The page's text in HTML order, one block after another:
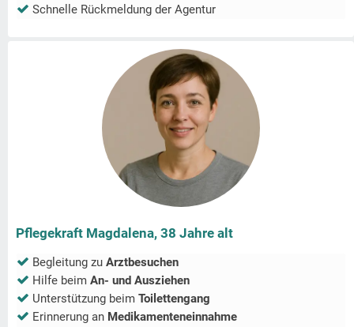
Schnelle Rückmeldung der Agentur
Pflegekraft Magdalena, 38 Jahre alt
Begleitung zu Arztbesuchen
Hilfe beim An- und Ausziehen
Unterstützung beim Toilettengang
Erinnerung an Medikamenteneinnahme